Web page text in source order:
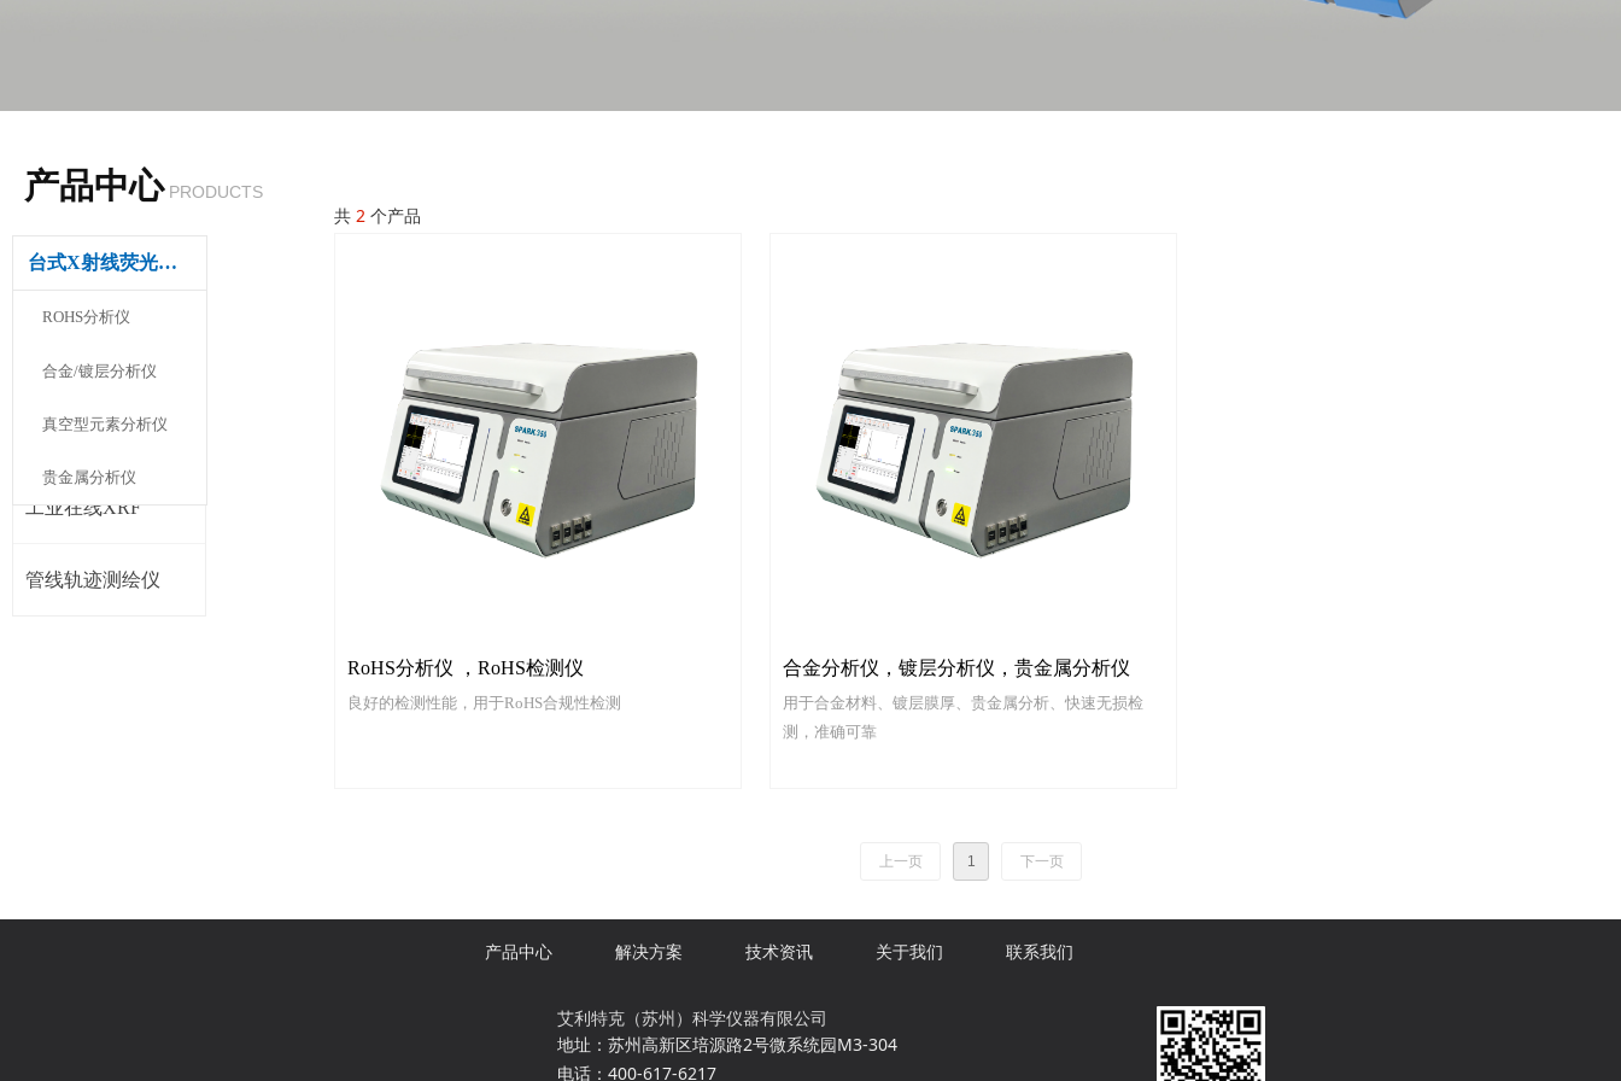
共 2 个产品
RoHS分析仪 ，RoHS检测仪
良好的检测性能，用于RoHS合规性检测
合金分析仪，镀层分析仪，贵金属分析仪
用于合金材料、镀层膜厚、贵金属分析、快速无损检
测，准确可靠
上一页 1 下一页
产品中心 PRODUCTS
台式X射线荧光光谱仪
ROHS分析仪
合金/镀层分析仪
真空型元素分析仪
贵金属分析仪
手持式XRF
工业在线XRF
管线轨迹测绘仪
艾利特克（苏州）科学仪器有限公司
地址：苏州高新区培源路2号微系统园M3-304
电话：400-617-6217
产品中心 解决方案 技术资讯 关于我们 联系我们